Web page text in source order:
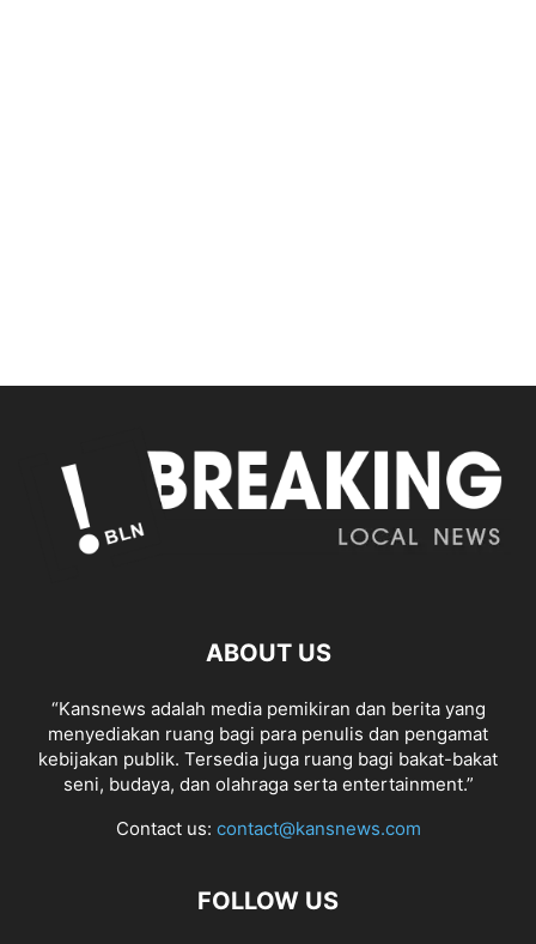
ABOUT US
“Kansnews adalah media pemikiran dan berita yang
menyediakan ruang bagi para penulis dan pengamat
kebijakan publik. Tersedia juga ruang bagi bakat-bakat
seni, budaya, dan olahraga serta entertainment.”
Contact us: contact@kansnews.com
FOLLOW US